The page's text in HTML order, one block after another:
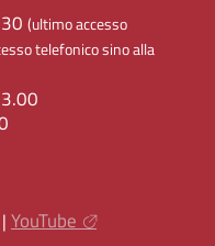
(ultimo accesso
telefonico sino alla
YouTube